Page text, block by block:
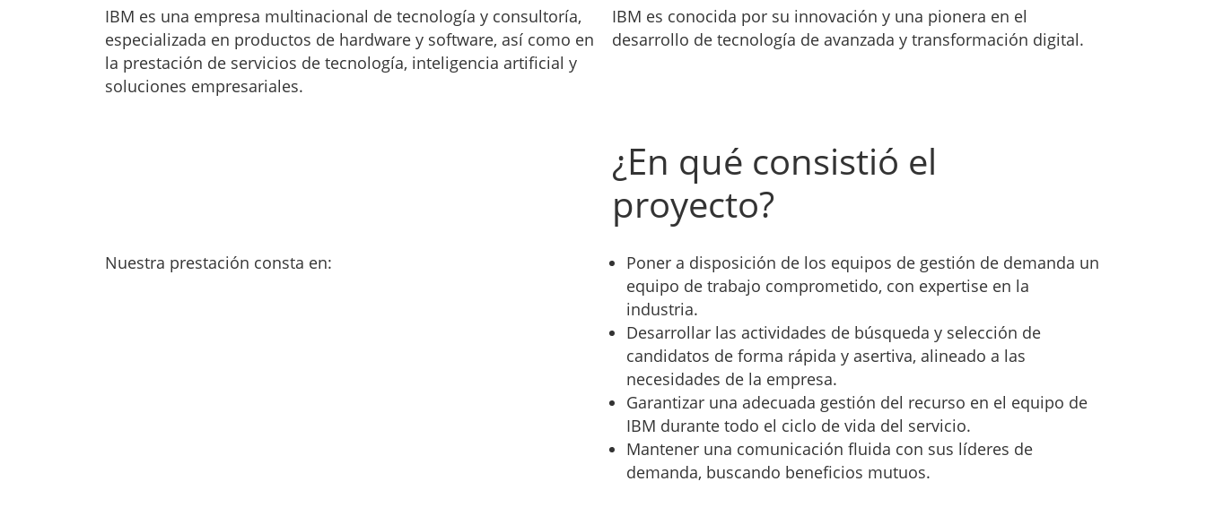
IBM es una empresa multinacional de tecnología y consultoría,
especializada en productos de hardware y software, así como en
la prestación de servicios de tecnología, inteligencia artificial y
soluciones empresariales.
IBM es conocida por su innovación y una pionera en el
desarrollo de tecnología de avanzada y transformación digital.
¿En qué consistió el
proyecto?
Nuestra prestación consta en:
Poner a disposición de los equipos de gestión de demanda un
equipo de trabajo comprometido, con expertise en la
industria.
Desarrollar las actividades de búsqueda y selección de
candidatos de forma rápida y asertiva, alineado a las
necesidades de la empresa.
Garantizar una adecuada gestión del recurso en el equipo de
IBM durante todo el ciclo de vida del servicio.
Mantener una comunicación fluida con sus líderes de
demanda, buscando beneficios mutuos.